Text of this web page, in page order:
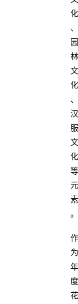
化
、
园
林
文
化
、
汉
服
文
化
等
元
素
。
作
为
年
度
花